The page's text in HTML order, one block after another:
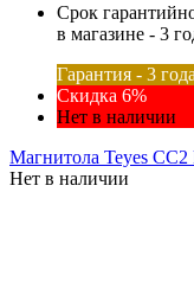
Срок
в магазине - 3
Гарантия - 3 года
Скидка 6%
Нет в наличии
Магнитола Teyes CC2
Нет в наличии